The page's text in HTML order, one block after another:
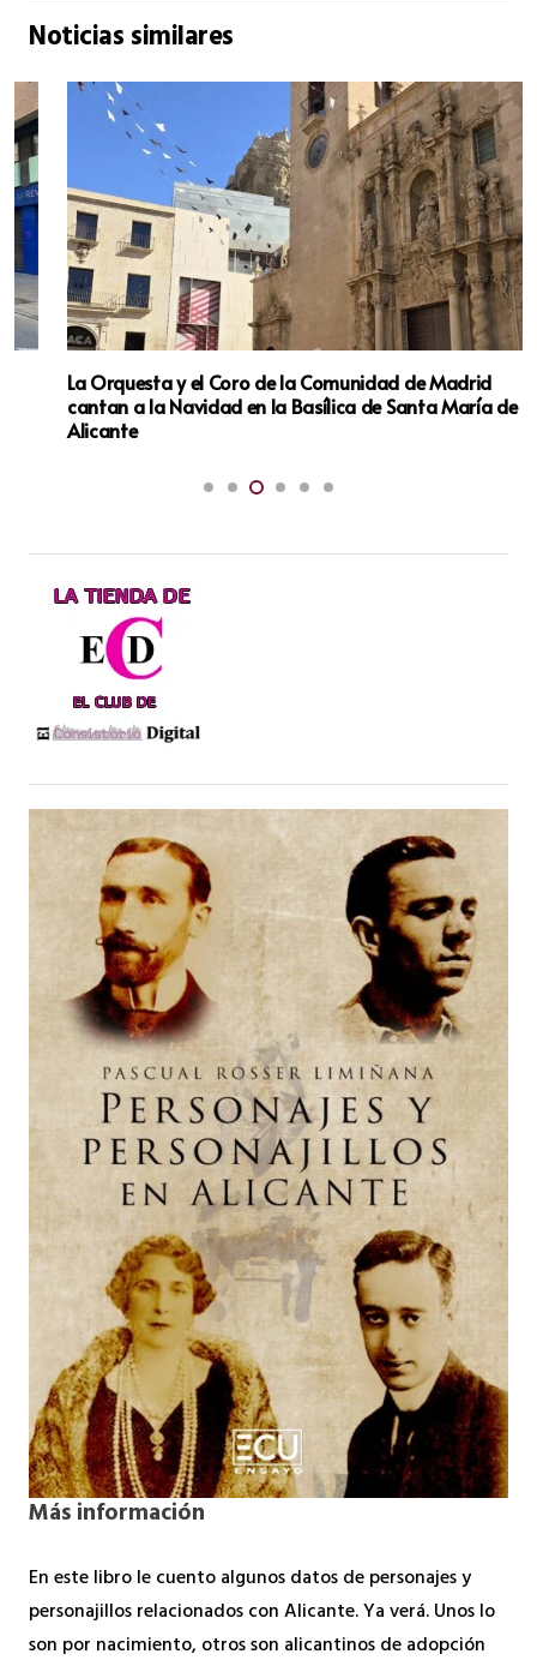
Noticias similares
La Orquesta y el Coro de la Comunidad de Madrid
cantan a la Navidad en la Basílica de Santa María de
Alicante
Más información
En este libro le cuento algunos datos de personajes y
personajillos relacionados con Alicante. Ya verá. Unos lo
son por nacimiento, otros son alicantinos de adopción